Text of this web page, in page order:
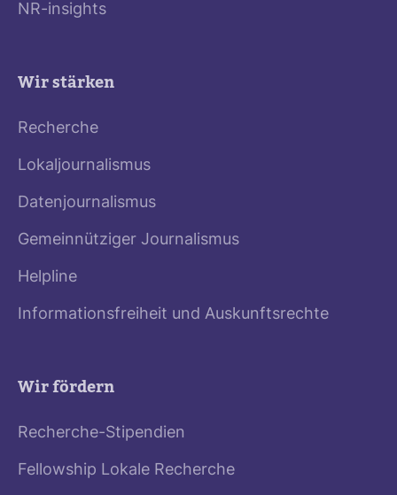
NR-insights
Wir stärken
Recherche
Lokaljournalismus
Datenjournalismus
Gemeinnütziger Journalismus
Helpline
Informationsfreiheit und Auskunftsrechte
Wir fördern
Recherche-Stipendien
Fellowship Lokale Recherche